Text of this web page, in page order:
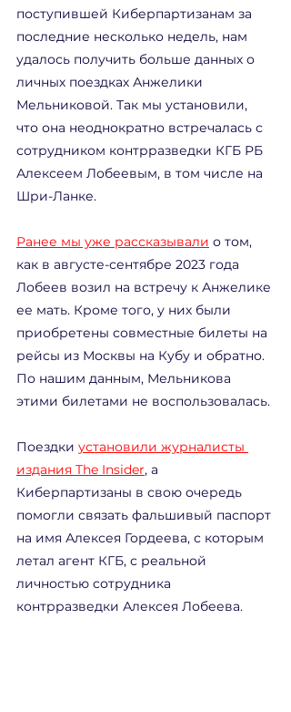
поступившей Киберпартизанам за
последние несколько недель, нам
удалось получить больше данных о
личных поездках Анжелики
Мельниковой. Так мы установили,
что она неоднократно встречалась с
сотрудником контрразведки КГБ РБ
Алексеем Лобеевым, в том числе на
Шри-Ланке.
Ранее мы уже рассказывали о том,
как в августе-сентябре 2023 года
Лобеев возил на встречу к Анжелике
ее мать. Кроме того, у них были
приобретены совместные билеты на
рейсы из Москвы на Кубу и обратно.
По нашим данным, Мельникова
этими билетами не воспользовалась.
Поездки установили журналисты
издания The Insider, а
Киберпартизаны в свою очередь
помогли связать фальшивый паспорт
на имя Алексея Гордеева, с которым
летал агент КГБ, с реальной
личностью сотрудника
контрразведки Алексея Лобеева.